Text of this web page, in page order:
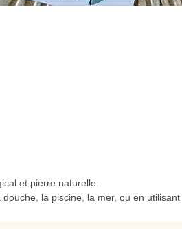
et pierre naturelle.
la piscine, la mer, ou en